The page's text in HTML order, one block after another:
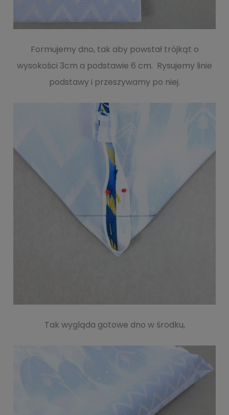
Formujemy dno, tak aby powstał trójkąt o
wysokości 3cm a podstawie 6 cm. Rysujemy linie
podstawy i przeszywamy po niej.
Tak wygląda gotowe dno w środku,